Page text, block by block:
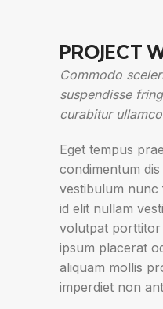
PROJECT
Commodo
suspendisse
curabitur
Eget tempus
condimentum
vestibulum nunc
id elit nullam
volutpat porttitor
ipsum placerat
aliquam mollis
imperdiet non